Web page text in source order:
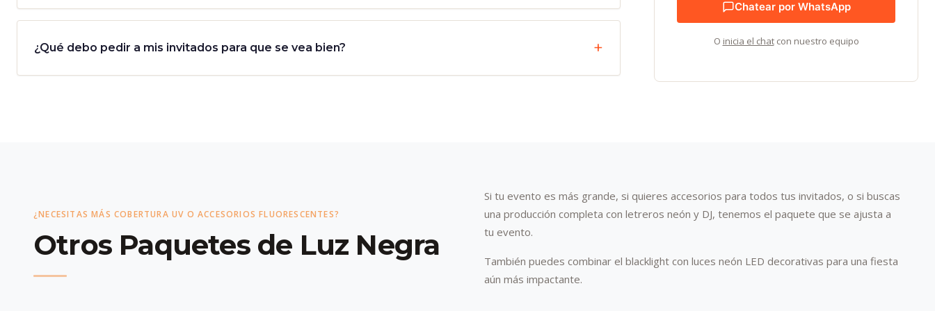
¿Qué debo pedir a mis invitados para que se vea bien?
Chatear por WhatsApp
O inicia el chatcon nuestro equipo
¿NECESITAS MÁS COBERTURA UV O ACCESORIOS FLUORESCENTES?
Otros Paquetes de Luz Negra
Si tu evento es más grande, si quieres accesorios para todos tus invitados, o si buscas
una producción completa con letreros neón y DJ, tenemos el paquete que se ajusta a
tu evento.
También puedes combinar el blacklight con luces neón LED decorativas para una fiesta
aún más impactante.